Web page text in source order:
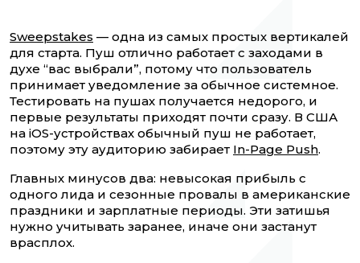
Sweepstakes — одна из самых простых вертикалей
для старта. Пуш отлично работает с заходами в
духе “вас выбрали”, потому что пользователь
принимает уведомление за обычное системное.
Тестировать на пушах получается недорого, и
первые результаты приходят почти сразу. В США
на iOS-устройствах обычный пуш не работает,
поэтому эту аудиторию забирает In-Page Push.
Главных минусов два: невысокая прибыль с
одного лида и сезонные провалы в американские
праздники и зарплатные периоды. Эти затишья
нужно учитывать заранее, иначе они застанут
врасплох.